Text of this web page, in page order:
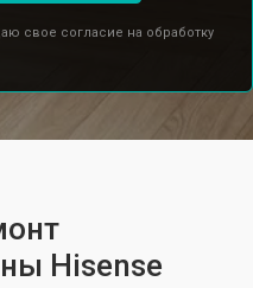
свое согласие на обработку
Hisense